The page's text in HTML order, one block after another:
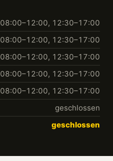
08:00–12:00, 12:30–17:00
08:00–12:00, 12:30–17:00
08:00–12:00, 12:30–17:00
08:00–12:00, 12:30–17:00
08:00–12:00, 12:30–17:00
geschlossen
geschlossen